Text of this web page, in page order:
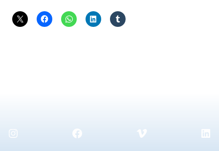
Instagram Facebook Vimeo